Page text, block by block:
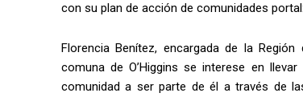
con su plan de acción de comunidades
Florencia Benítez, encargada de la
comuna de O’Higgins se interese en
comunidad a ser parte de él a través de